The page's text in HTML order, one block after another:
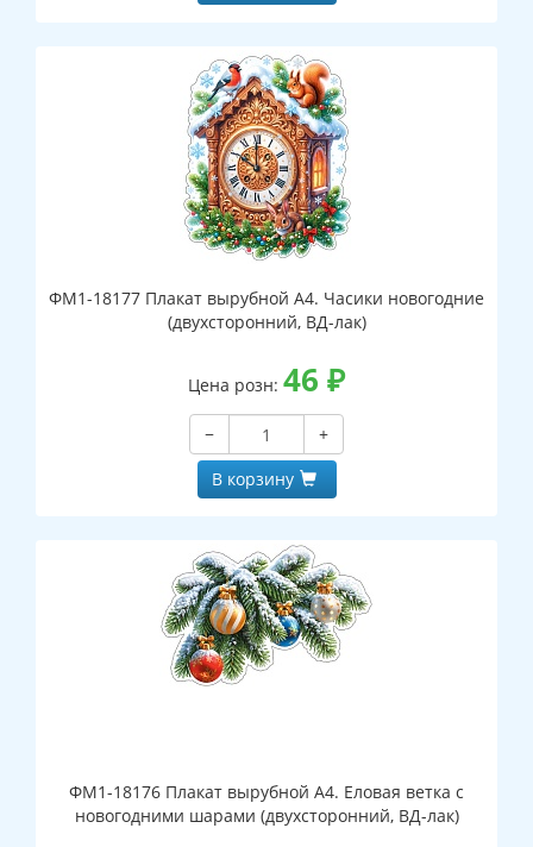
ФМ1-18177 Плакат вырубной А4. Часики новогодние
(двухсторонний, ВД-лак)
Цена розн: 46 ₽
−
+
В корзину
ФМ1-18176 Плакат вырубной А4. Еловая ветка с
новогодними шарами (двухсторонний, ВД-лак)